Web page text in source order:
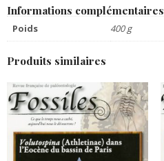
Informations complémentaires
Poids 400 g
Produits similaires